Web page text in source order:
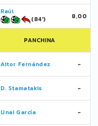
Raúl
(84')
8,00
PANCHINA
Aitor Fernández -
D. Stamatakis -
Unai García -